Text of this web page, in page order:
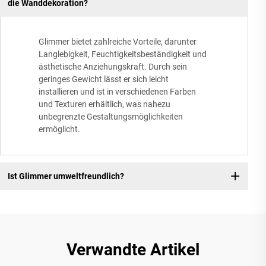
die Wanddekoration?
Glimmer bietet zahlreiche Vorteile, darunter
Langlebigkeit, Feuchtigkeitsbeständigkeit und
ästhetische Anziehungskraft. Durch sein
geringes Gewicht lässt er sich leicht
installieren und ist in verschiedenen Farben
und Texturen erhältlich, was nahezu
unbegrenzte Gestaltungsmöglichkeiten
ermöglicht.
Ist Glimmer umweltfreundlich?
Verwandte Artikel